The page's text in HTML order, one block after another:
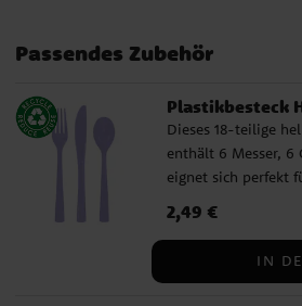
Passendes Zubehör
Plastikbesteck
Dieses 18-teilige
enthält 6 Messer, 6
eignet sich perfekt
Sie Ihren Tisch
Messer, 6 Gabeln
Preis :2,49 €
2,49 €
IN